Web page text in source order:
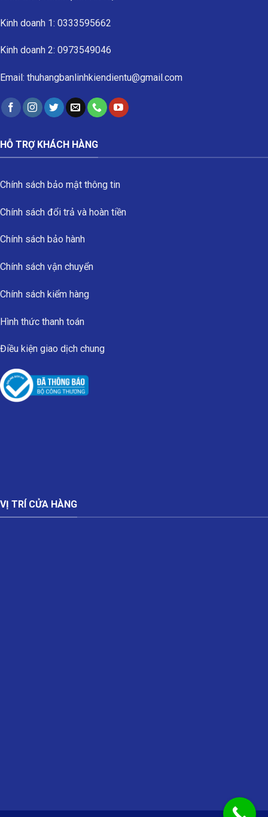
Kinh doanh 1: 0333595662
Kinh doanh 2: 0973549046
Email: thuhangbanlinhkiendientu@gmail.com
HỖ TRỢ KHÁCH HÀNG
Chính sách bảo mật thông tin
Chính sách đổi trả và hoàn tiền
Chính sách bảo hành
Chính sách vận chuyển
Chính sách kiểm hàng
Hình thức thanh toán
Điều kiện giao dịch chung
VỊ TRÍ CỬA HÀNG